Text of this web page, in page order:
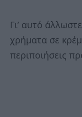
Γι’ αυτό
χρήματα σε
περιποιήσεις